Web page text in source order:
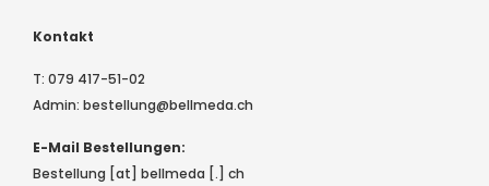
Kontakt
T: 079 417-51-02
Admin: bestellung@bellmeda.ch
E-Mail Bestellungen:
Bestellung [at] bellmeda [.] ch